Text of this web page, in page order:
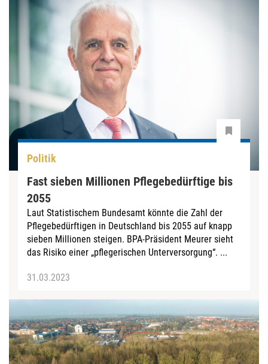
Politik
Fast sieben Millionen Pflegebedürftige bis
2055
Laut Statistischem Bundesamt könnte die Zahl der
Pflegebedürftigen in Deutschland bis 2055 auf knapp
sieben Millionen steigen. BPA-Präsident Meurer sieht
das Risiko einer „pflegerischen Unterversorgung“. ...
31.03.2023